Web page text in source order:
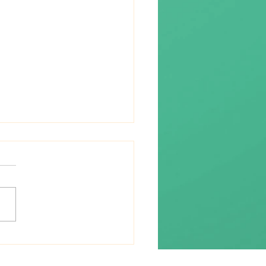
(流れ) « le flux »